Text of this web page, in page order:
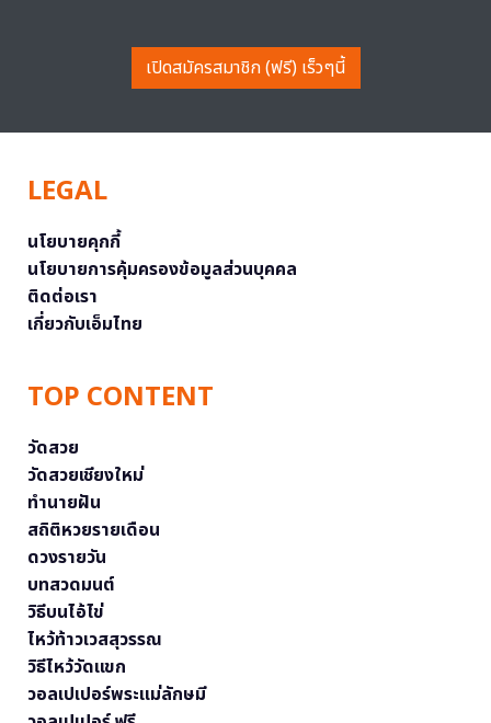
เปิดสมัครสมาชิก (ฟรี) เร็วๆนี้
LEGAL
นโยบายคุกกี้
นโยบายการคุ้มครองข้อมูลส่วนบุคคล
ติดต่อเรา
เกี่ยวกับเอ็มไทย
TOP CONTENT
วัดสวย
วัดสวยเชียงใหม่
ทำนายฝัน
สถิติหวยรายเดือน
ดวงรายวัน
บทสวดมนต์
วิธีบนไอ้ไข่
ไหว้ท้าวเวสสุวรรณ
วิธีไหว้วัดแขก
วอลเปเปอร์พระแม่ลักษมี